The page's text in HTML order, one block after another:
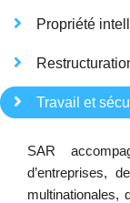
Propriété
Travail et
SAR
d’entreprises,
multinationales,